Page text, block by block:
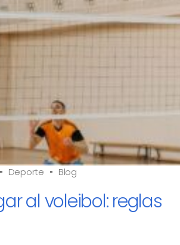
Deporte Blog
al voleibol: reglas